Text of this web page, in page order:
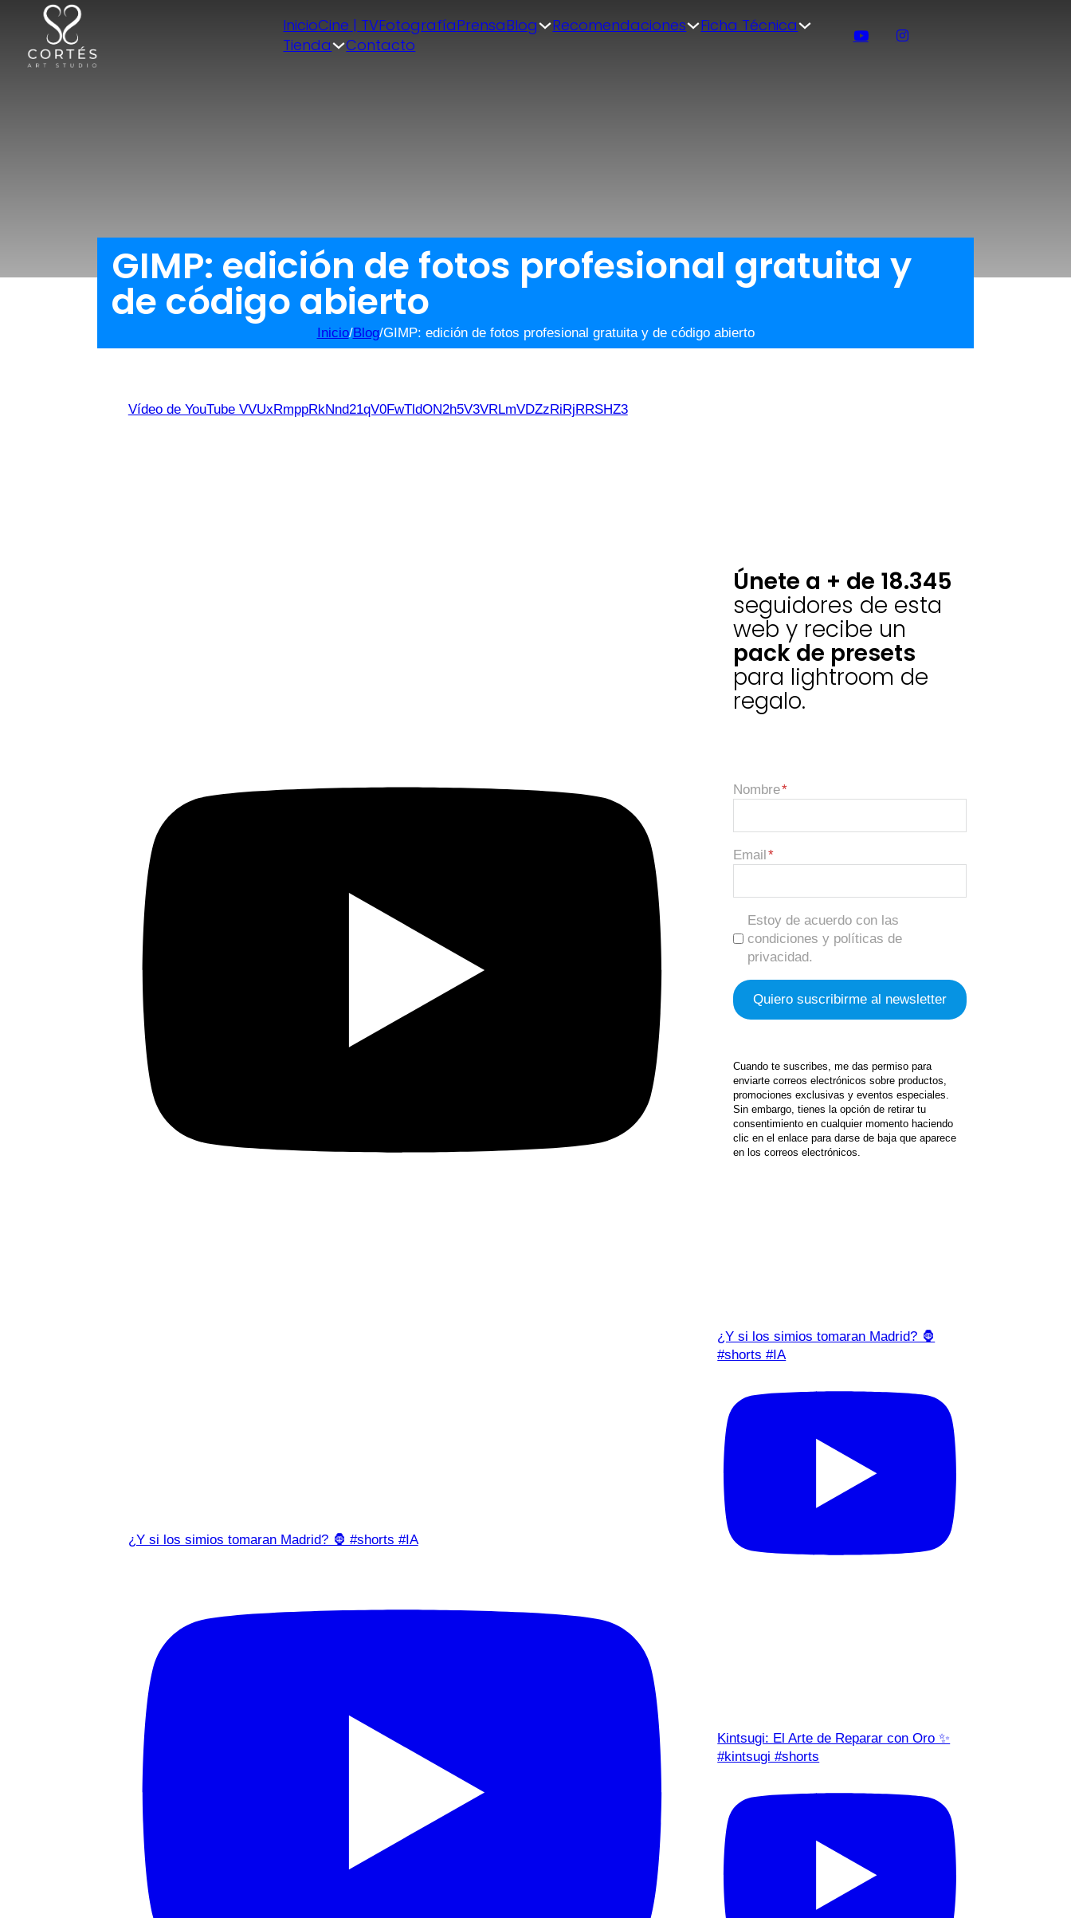
InicioCine | TVFotografíaPrensaBlog Recomendaciones
Ficha Técnica
Tienda
Contacto
GIMP: edición de fotos profesional gratuita y
de código abierto
Inicio/Blog/GIMP: edición de fotos profesional gratuita y de código abierto
Vídeo de YouTube VVUxRmppRkNnd21qV0FwTldON2h5V3VRLmVDZzRiRjRRSHZ3
¿Y si los simios tomaran Madrid? 🦍 #shorts #IA
Únete a + de 18.345
seguidores de esta
web y recibe un
pack de presets
para lightroom de
regalo.
Nombre
Email
Estoy de acuerdo con las
condiciones y políticas de
privacidad.
Cuando te suscribes, me das permiso para
enviarte correos electrónicos sobre productos,
promociones exclusivas y eventos especiales.
Sin embargo, tienes la opción de retirar tu
consentimiento en cualquier momento haciendo
clic en el enlace para darse de baja que aparece
en los correos electrónicos.
¿Y si los simios tomaran Madrid? 🦍
#shorts #IA
Kintsugi: El Arte de Reparar con Oro ✨
#kintsugi #shorts